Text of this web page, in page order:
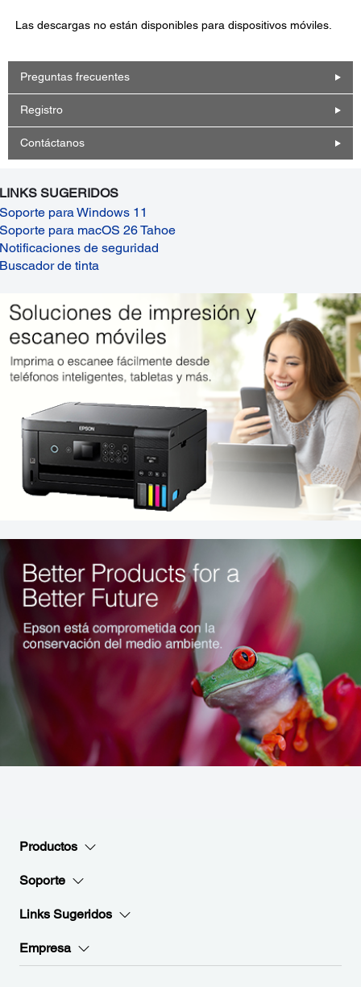
Las descargas no están disponibles para dispositivos móviles.
Preguntas frecuentes
Registro
Contáctanos
LINKS SUGERIDOS
Soporte para Windows 11
Soporte para macOS 26 Tahoe
Notificaciones de seguridad
Buscador de tinta
Productos
Soporte
Links Sugeridos
Empresa